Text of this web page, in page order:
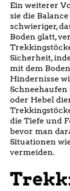
Ein weiterer
sie die
schwieriger,
Boden glatt,
Sicherheit,
mit dem
Hindernisse
Schneehaufen
oder Hebel
die Tiefe und
bevor man
Situationen
vermeiden.